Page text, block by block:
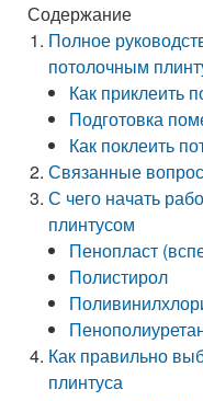
Содержание
Полное
потолочным
Как приклеить
Подготовка
Как поклеить
Связанные
С чего начать
плинтусом
Пенопласт
Полистирол
Как правильно
плинтуса